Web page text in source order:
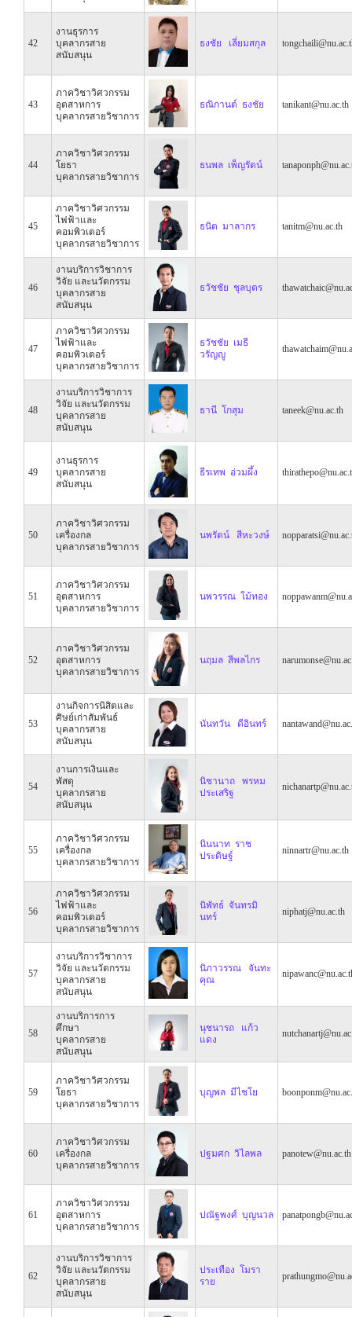
42
งานธุรการ
บุคลากรสาย
สนับสนุน
ธงชัย เลี่ยมสกุล
43
ภาควิชาวิศวกรรม
อุตสาหการ
บุคลากรสายวิชาการ
ธณิกานต์ ธงชัย tanikant@nu.ac.th
44
ภาควิชาวิศวกรรม
โยธา
บุคลากรสายวิชาการ
ธนพล เพ็ญรัตน์
45
ภาควิชาวิศวกรรม
ไฟฟ้าและ
คอมพิวเตอร์
บุคลากรสายวิชาการ
ธนิต มาลากร tanitm@nu.ac.th
46
งานบริการวิชาการ
วิจัย และนวัตกรรม
บุคลากรสาย
สนับสนุน
ธวัชชัย ชุลบุตร
47
ภาควิชาวิศวกรรม
ไฟฟ้าและ
คอมพิวเตอร์
บุคลากรสายวิชาการ
ธวัชชัย เมธี
วรัญญู
48
งานบริการวิชาการ
วิจัย และนวัตกรรม
บุคลากรสาย
สนับสนุน
ธานี โกสุม taneek@nu.ac.th
49
งานธุรการ
บุคลากรสาย
สนับสนุน
ธีรเทพ อ่วมผึ้ง
50
ภาควิชาวิศวกรรม
เครื่องกล
บุคลากรสายวิชาการ
นพรัตน์ สีหะวงษ์
51
ภาควิชาวิศวกรรม
อุตสาหการ
บุคลากรสายวิชาการ
นพวรรณ โม้ทอง
52
ภาควิชาวิศวกรรม
อุตสาหการ
บุคลากรสายวิชาการ
นฤมล สีพลไกร
53
งานกิจการนิสิตและ
ศิษย์เก่าสัมพันธ์
บุคลากรสาย
สนับสนุน
นันทวัน ดีอินทร์
54
งานการเงินและ
พัสดุ
บุคลากรสาย
สนับสนุน
นิชานาถ พรหม
ประเสริฐ
55
ภาควิชาวิศวกรรม
เครื่องกล
บุคลากรสายวิชาการ
นินนาท ราช
ประดิษฐ์
ninnartr@nu.ac.th
56
ภาควิชาวิศวกรรม
ไฟฟ้าและ
คอมพิวเตอร์
บุคลากรสายวิชาการ
นิพัทธ์ จันทรมิ
นทร์
niphatj@nu.ac.th
57
งานบริการวิชาการ
วิจัย และนวัตกรรม
บุคลากรสาย
สนับสนุน
นิภาวรรณ จันทะ
คุณ
58
งานบริการการ
ศึกษา
บุคลากรสาย
สนับสนุน
นุชนารถ แก้ว
แดง
59
ภาควิชาวิศวกรรม
โยธา
บุคลากรสายวิชาการ
บุญพล มีไชโย
60
ภาควิชาวิศวกรรม
เครื่องกล
บุคลากรสายวิชาการ
ปฐมศก วิไลพล panotew@nu.ac.th
61
ภาควิชาวิศวกรรม
อุตสาหการ
บุคลากรสายวิชาการ
ปณัฐพงศ์ บุญนวล
62
งานบริการวิชาการ
วิจัย และนวัตกรรม
บุคลากรสาย
สนับสนุน
ประเทือง โมรา
ราย